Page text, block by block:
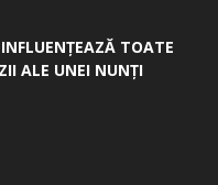
TOATE
ALE UNEI NUNȚI